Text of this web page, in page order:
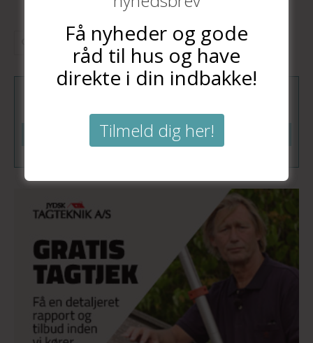
Tilmeld
Få nyheder og gode
råd til hus og have
direkte i din indbakke!
Tilmeld dig her!